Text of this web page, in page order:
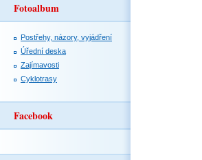
Fotoalbum
Postřehy, názory, vyjádření
Úřední deska
Zajímavosti
Cyklotrasy
Facebook